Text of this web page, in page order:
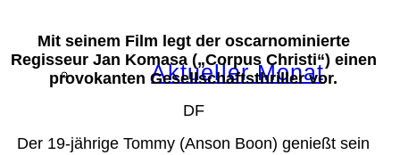
Aktueller Monat
Mit seinem Film legt der oscarnominierte
Regisseur Jan Komasa („Corpus Christi“) einen
provokanten Gesellschaftsthriller vor.
DF
Der 19-jährige Tommy (Anson Boon) genießt sein